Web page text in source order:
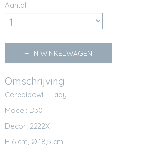
Aantal
IN WINKELWAGEN
Omschrijving
Cerealbowl - Lady
Model: D30
Decor: 2222X
H 6 cm, Ø 18,5 cm